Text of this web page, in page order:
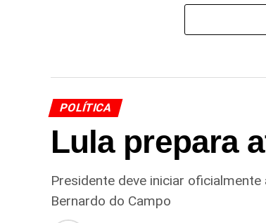
POLÍTICA
Lula prepara
Presidente deve iniciar
Bernardo do Campo